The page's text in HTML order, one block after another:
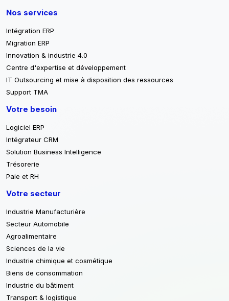
Nos services
Intégration ERP
Migration ERP
Innovation & industrie 4.0
Centre d'expertise et développement
IT Outsourcing et mise à disposition des ressources
Support TMA
Votre besoin
Logiciel ERP
Intégrateur CRM
Solution Business Intelligence
Trésorerie
Paie et RH
Votre secteur
Industrie Manufacturière
Secteur Automobile
Agroalimentaire
Sciences de la vie
Industrie chimique et cosmétique
Biens de consommation
Industrie du bâtiment
Transport & logistique